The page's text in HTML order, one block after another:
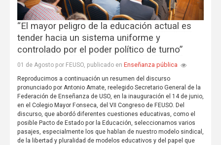
“El mayor peligro de la educación actual es
tender hacia un sistema uniforme y
controlado por el poder político de turno”
01 de Agosto por FEUSO, publicado en Enseñanza pública
Reproducimos a continuación un resumen del discurso
pronunciado por Antonio Amate, reelegido Secretario General de la
Federación de Enseñanza de USO, en la inauguración el 14 de junio,
en el Colegio Mayor Fonseca, del VII Congreso de FEUSO. Del
discurso, que abordó diferentes cuestiones educativas, como el
posible Pacto de Estado por la Educación, seleccionamos varios
pasajes, especialmente los que hablan de nuestro modelo sindical,
de la libertad y pluralidad de modelos educativos y del papel que